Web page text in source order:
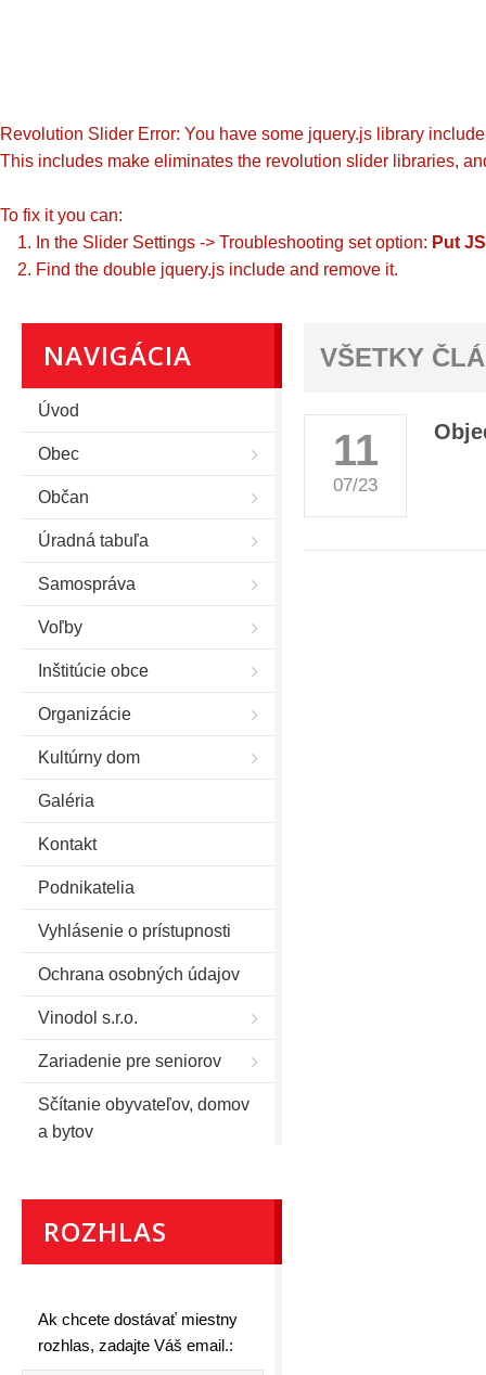
Revolution Slider Error: You have some jquery.js library
This includes make eliminates the revolution slider libraries,
To fix it you can:
1. In the Slider Settings -> Troubleshooting set option: Put
2. Find the double jquery.js include and remove it.
NAVIGÁCIA
Úvod
Obec
Občan
Úradná tabuľa
Samospráva
Voľby
Inštitúcie obce
Organizácie
Kultúrny dom
Galéria
Kontakt
Podnikatelia
Vyhlásenie o prístupnosti
Ochrana osobných údajov
Vinodol s.r.o.
Zariadenie pre seniorov
Sčítanie obyvateľov, domov
a bytov
ROZHLAS
Ak chcete dostávať miestny
rozhlas, zadajte Váš email.:
VŠETKY
11
07/23